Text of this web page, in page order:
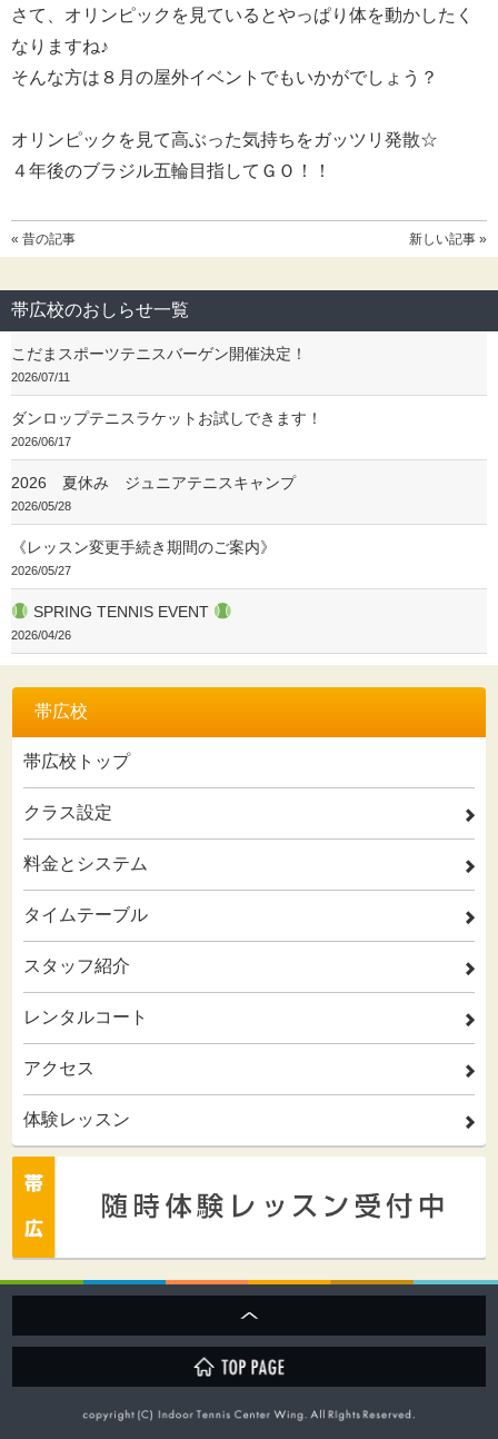
さて、オリンピックを見ているとやっぱり体を動かしたく
なりますね♪
そんな方は８月の屋外イベントでもいかがでしょう？
オリンピックを見て高ぶった気持ちをガッツリ発散☆
４年後のブラジル五輪目指してＧＯ！！
« 昔の記事 新しい記事 »
帯広校のおしらせ一覧
こだまスポーツテニスバーゲン開催決定！
2026/07/11
ダンロップテニスラケットお試しできます！
2026/06/17
2026 夏休み ジュニアテニスキャンプ
2026/05/28
《レッスン変更手続き期間のご案内》
2026/05/27
SPRING TENNIS EVENT
2026/04/26
帯広校
帯広校トップ
クラス設定 2
料金とシステム 2
タイムテーブル 2
スタッフ紹介 2
レンタルコート 2
アクセス 2
体験レッスン 2